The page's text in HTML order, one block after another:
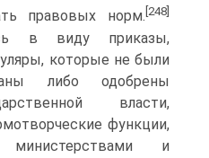
правовых норм. [248]
в виду приказы,
которые не были
либо одобрены
власти,
функции,
и